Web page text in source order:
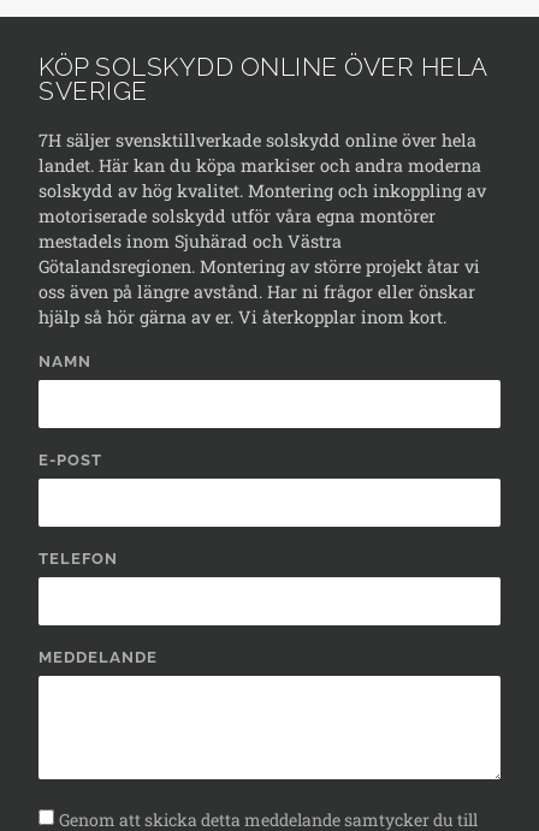
KÖP SOLSKYDD ONLINE ÖVER HELA
SVERIGE
7H säljer svensktillverkade solskydd online över hela
landet. Här kan du köpa markiser och andra moderna
solskydd av hög kvalitet. Montering och inkoppling av
motoriserade solskydd utför våra egna montörer
mestadels inom Sjuhärad och Västra
Götalandsregionen. Montering av större projekt åtar vi
oss även på längre avstånd. Har ni frågor eller önskar
hjälp så hör gärna av er. Vi återkopplar inom kort.
NAMN
E-POST
TELEFON
MEDDELANDE
Genom att skicka detta meddelande samtycker du till